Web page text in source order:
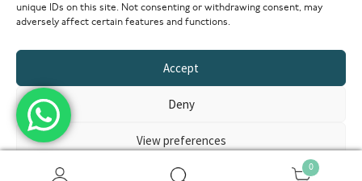
unique IDs on this site. Not consenting or withdrawing consent, may
adversely affect certain features and functions.
Accept
Deny
View preferences
Privacyverklaring
Probeer nu
0
© 2021 Studioproud. All rights reserved.
Powered by